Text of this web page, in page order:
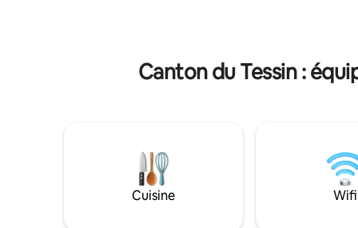
Canton du Tessin :
Cuisine Wifi